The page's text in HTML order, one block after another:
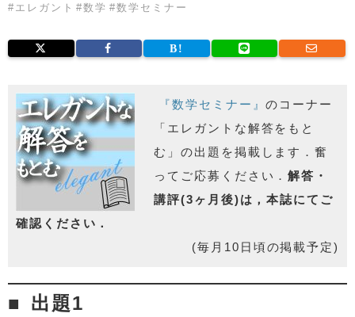
# エレガント #数学 #数学セミナー
『数学セミナー』のコーナー
「エレガントな解答をもと
む」の出題を掲載します．奮
ってご応募ください．解答・
講評(3ヶ月後)は，本誌にてご
確認ください．
(毎月10日頃の掲載予定)
出題1